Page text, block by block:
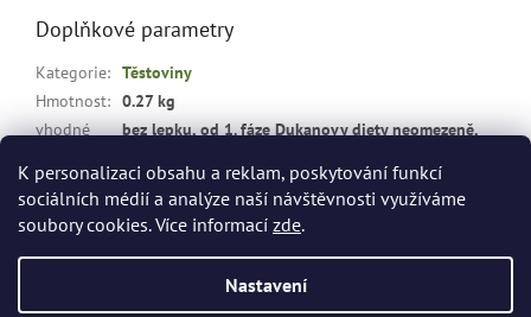
K personalizaci obsahu a reklam, poskytování funkcí
sociálních médií a analýze naší návštěvnosti využíváme
soubory cookies. Více informací zde.
Nastavení
Doplňkové parametry
Kategorie: Těstoviny
Hmotnost: 0.27 kg
vhodné
bez lepku, od 1. fáze Dukanovy diety neomezeně,